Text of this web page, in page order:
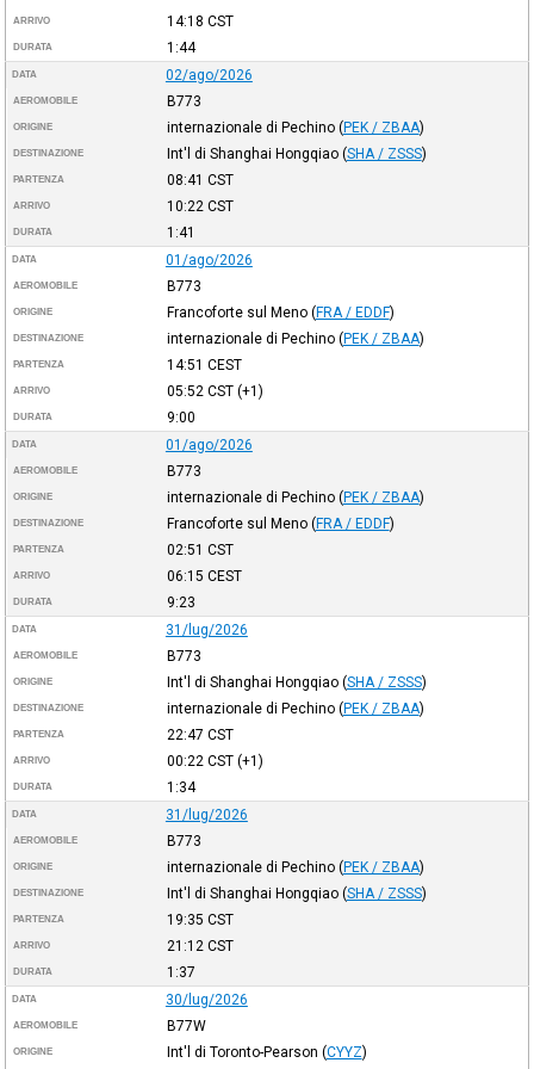
ARRIVO 14:18 CST
DURATA 1:44
DATA 02/ago/2026
AEROMOBILE B773
ORIGINE internazionale di Pechino (PEK / ZBAA)
DESTINAZIONE Int'l di Shanghai Hongqiao (SHA / ZSSS)
PARTENZA 08:41 CST
ARRIVO 10:22 CST
DURATA 1:41
DATA 01/ago/2026
AEROMOBILE B773
ORIGINE Francoforte sul Meno (FRA / EDDF)
DESTINAZIONE internazionale di Pechino (PEK / ZBAA)
PARTENZA 14:51 CEST
ARRIVO 05:52 CST(+1)
DURATA 9:00
DATA 01/ago/2026
AEROMOBILE B773
ORIGINE internazionale di Pechino (PEK / ZBAA)
DESTINAZIONE Francoforte sul Meno (FRA / EDDF)
PARTENZA 02:51 CST
ARRIVO 06:15 CEST
DURATA 9:23
DATA 31/lug/2026
AEROMOBILE B773
ORIGINE Int'l di Shanghai Hongqiao (SHA / ZSSS)
DESTINAZIONE internazionale di Pechino (PEK / ZBAA)
PARTENZA 22:47 CST
ARRIVO 00:22 CST(+1)
DURATA 1:34
DATA 31/lug/2026
AEROMOBILE B773
ORIGINE internazionale di Pechino (PEK / ZBAA)
DESTINAZIONE Int'l di Shanghai Hongqiao (SHA / ZSSS)
PARTENZA 19:35 CST
ARRIVO 21:12 CST
DURATA 1:37
DATA 30/lug/2026
AEROMOBILE B77W
ORIGINE Int'l di Toronto-Pearson (CYYZ)